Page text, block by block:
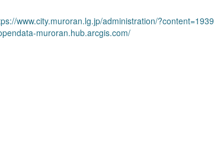
www.city.muroran.lg.jp/administration/?content=1939
muroran.hub.arcgis.com/